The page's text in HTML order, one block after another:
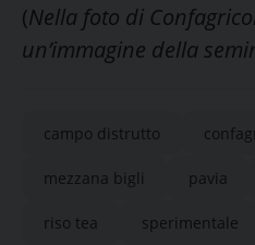
(Nella foto di
un’immagine della
campo distrutto
mezzana bigli pavia
riso tea sperimentale